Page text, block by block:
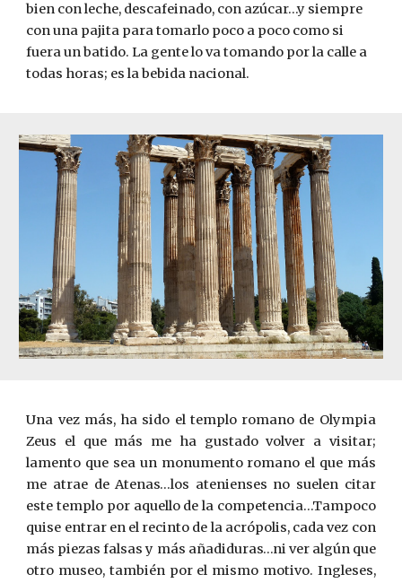
bien con leche, descafeinado, con azúcar…y siempre
con una pajita para tomarlo poco a poco como si
fuera un batido. La gente lo va tomando por la calle a
todas horas; es la bebida nacional.
Una vez más, ha sido el templo romano de Olympia
Zeus el que más me ha gustado volver a visitar;
lamento que sea un monumento romano el que más
me atrae de Atenas…los atenienses no suelen citar
este templo por aquello de la competencia…Tampoco
quise entrar en el recinto de la acrópolis, cada vez con
más piezas falsas y más añadiduras…ni ver algún que
otro museo, también por el mismo motivo. Ingleses,